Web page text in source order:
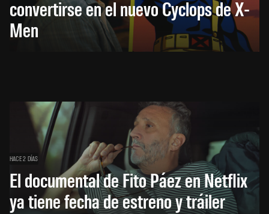
convertirse en el nuevo Cyclops de X-
Men
HACE 2 DÍAS
El documental de Fito Páez en Netflix
ya tiene fecha de estreno y tráiler